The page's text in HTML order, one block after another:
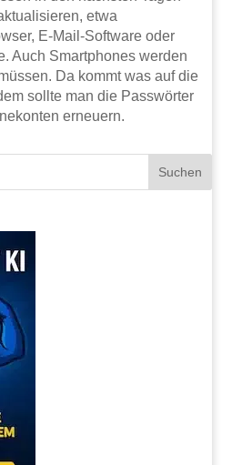
etwa
E-Mail-Software oder
Auch Smartphones werden
Da kommt was auf die
sollte man die Passwörter
erneuern.